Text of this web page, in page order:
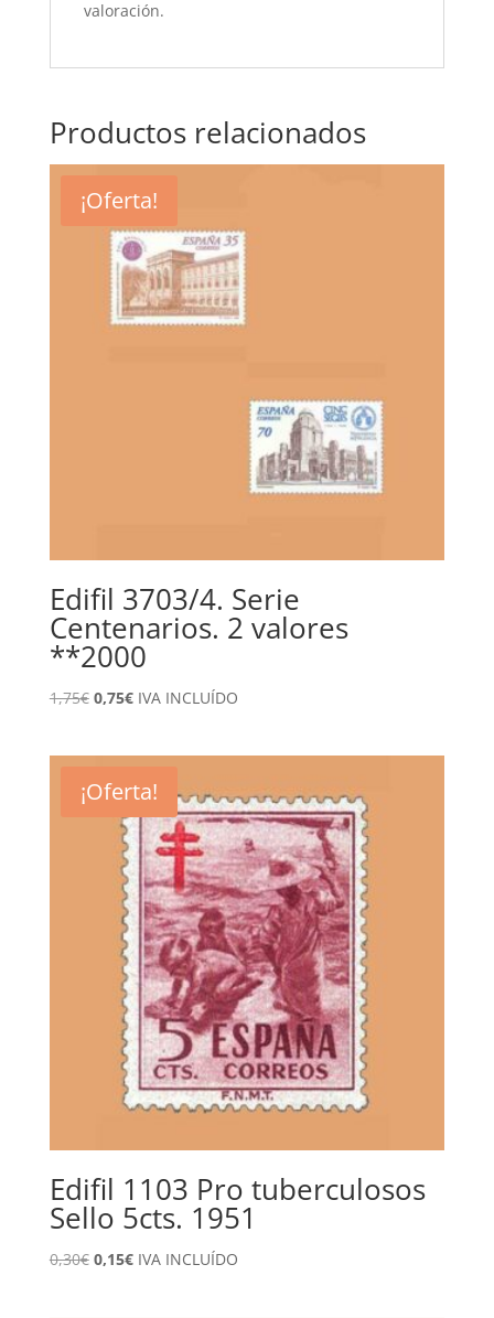
valoración.
Productos relacionados
¡Oferta!
Edifil 3703/4. Serie
Centenarios. 2 valores
**2000
1,75€ El
1,75€.
0,75€El
0,75€.
IVA INCLUÍDO
¡Oferta!
Edifil 1103 Pro tuberculosos
Sello 5cts. 1951
0,30€ El
0,15€ElIVA INCLUÍDO